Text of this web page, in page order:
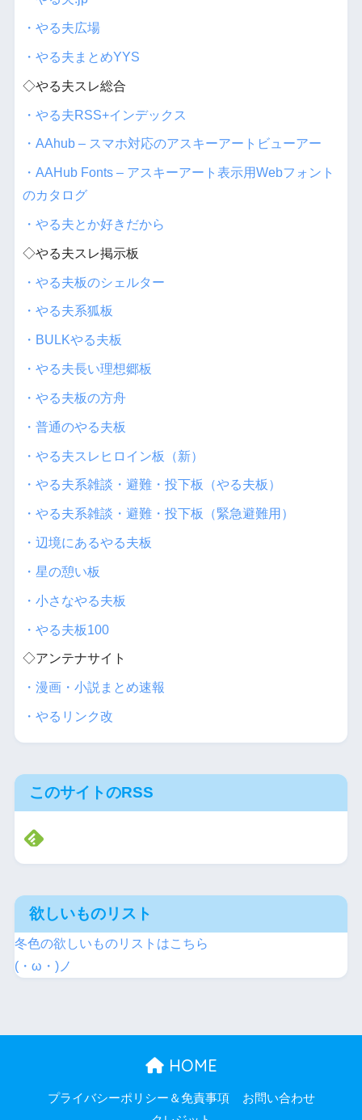
・やる夫広場
・やる夫まとめYYS
◇やる夫スレ総合
・やる夫RSS+インデックス
・AAhub – スマホ対応のアスキーアートビューアー
・AAHub Fonts – アスキーアート表示用Webフォント
のカタログ
・やる夫とか好きだから
◇やる夫スレ掲示板
・やる夫板のシェルター
・やる夫系狐板
・BULKやる夫板
・やる夫長い理想郷板
・やる夫板の方舟
・普通のやる夫板
・やる夫スレヒロイン板（新）
・やる夫系雑談・避難・投下板（やる夫板）
・やる夫系雑談・避難・投下板（緊急避難用）
・辺境にあるやる夫板
・星の憩い板
・小さなやる夫板
・やる夫板100
◇アンテナサイト
・漫画・小説まとめ速報
・やるリンク改
このサイトのRSS
欲しいものリスト
冬色の欲しいものリストはこちら
(・ω・)ノ
HOME
プライバシーポリシー＆免責事項
お問い合わせ